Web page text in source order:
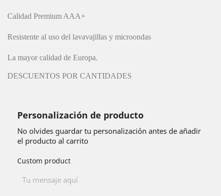
Calidad Premium AAA+
Resistente al uso del lavavajillas y microondas
La mayor calidad de Europa.
DESCUENTOS POR CANTIDADES
Personalización de producto
No olvides guardar tu personalización antes de añadir
el producto al carrito
Custom product